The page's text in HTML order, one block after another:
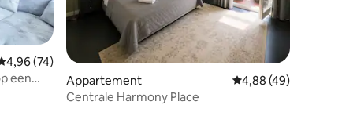
beoordeling van 4,96 uit 5, 74 recensies
4,96 (74)
een
Appartement Gemiddelde
4,88 (49)
Centrale Harmony Place